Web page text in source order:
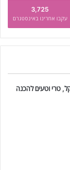
3,725
עקבו אחרינו באינסטגרם
טרי וטעים להכנה